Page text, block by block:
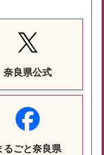
奈良県公式
るごと奈良県